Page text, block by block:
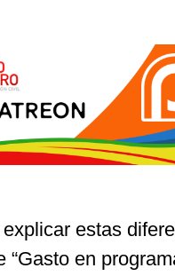
estas
“Gasto en